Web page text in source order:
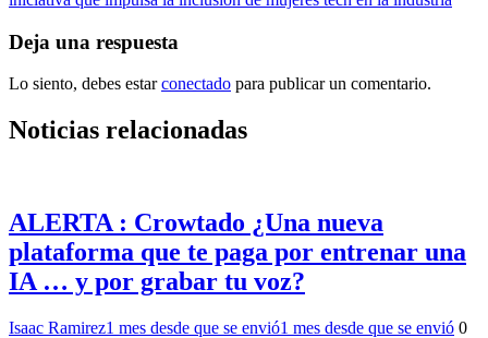
Deja una respuesta
Lo siento, debes estarconectado para publicar un comentario.
Noticias relacionadas
ALERTA : Crowtado ¿Una nueva
plataforma que te paga por entrenar una
IA … y por grabar tu voz?
Isaac Ramirez1 mes desde que se envió1 mes desde que se envió 0